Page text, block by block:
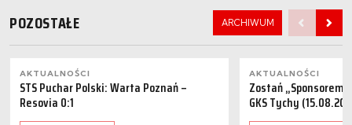
POZOSTAŁE ARCHIWUM
AKTUALNOŚCI
STS Puchar Polski: Warta Poznań –
Resovia 0:1
AKTUALNOŚCI
Zostań „Sponsorem
GKS Tychy